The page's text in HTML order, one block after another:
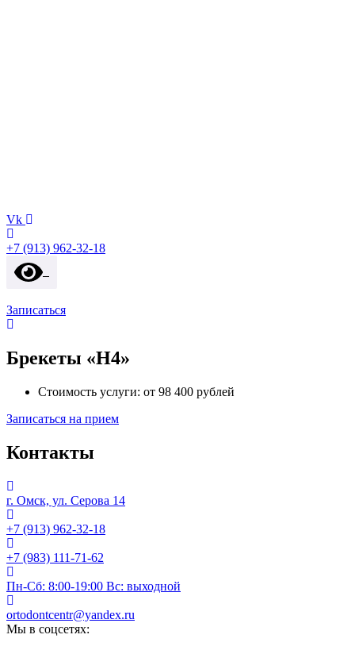
Vk
+7 (913) 962-32-18
Записаться
Брекеты «H4»
Стоимость услуги: от 98 400 рублей
Записаться на прием
Контакты
г. Омск, ул. Серова 14
+7 (913) 962-32-18
+7 (983) 111-71-62
Пн-Сб: 8:00-19:00 Вс: выходной
ortodontcentr@yandex.ru
Мы в соцсетях: